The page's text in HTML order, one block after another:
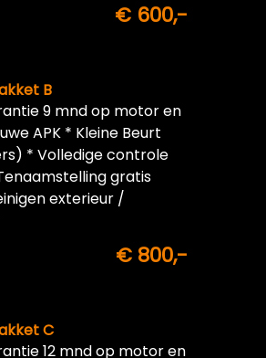
€ 600,-
B
9 mnd op motor en
APK * Kleine Beurt
* Volledige controle
gratis
exterieur /
€ 800,-
C
12 mnd op motor en